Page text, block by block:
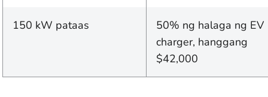
150 kW pataas
50% ng halaga ng EV
charger, hanggang
$42,000